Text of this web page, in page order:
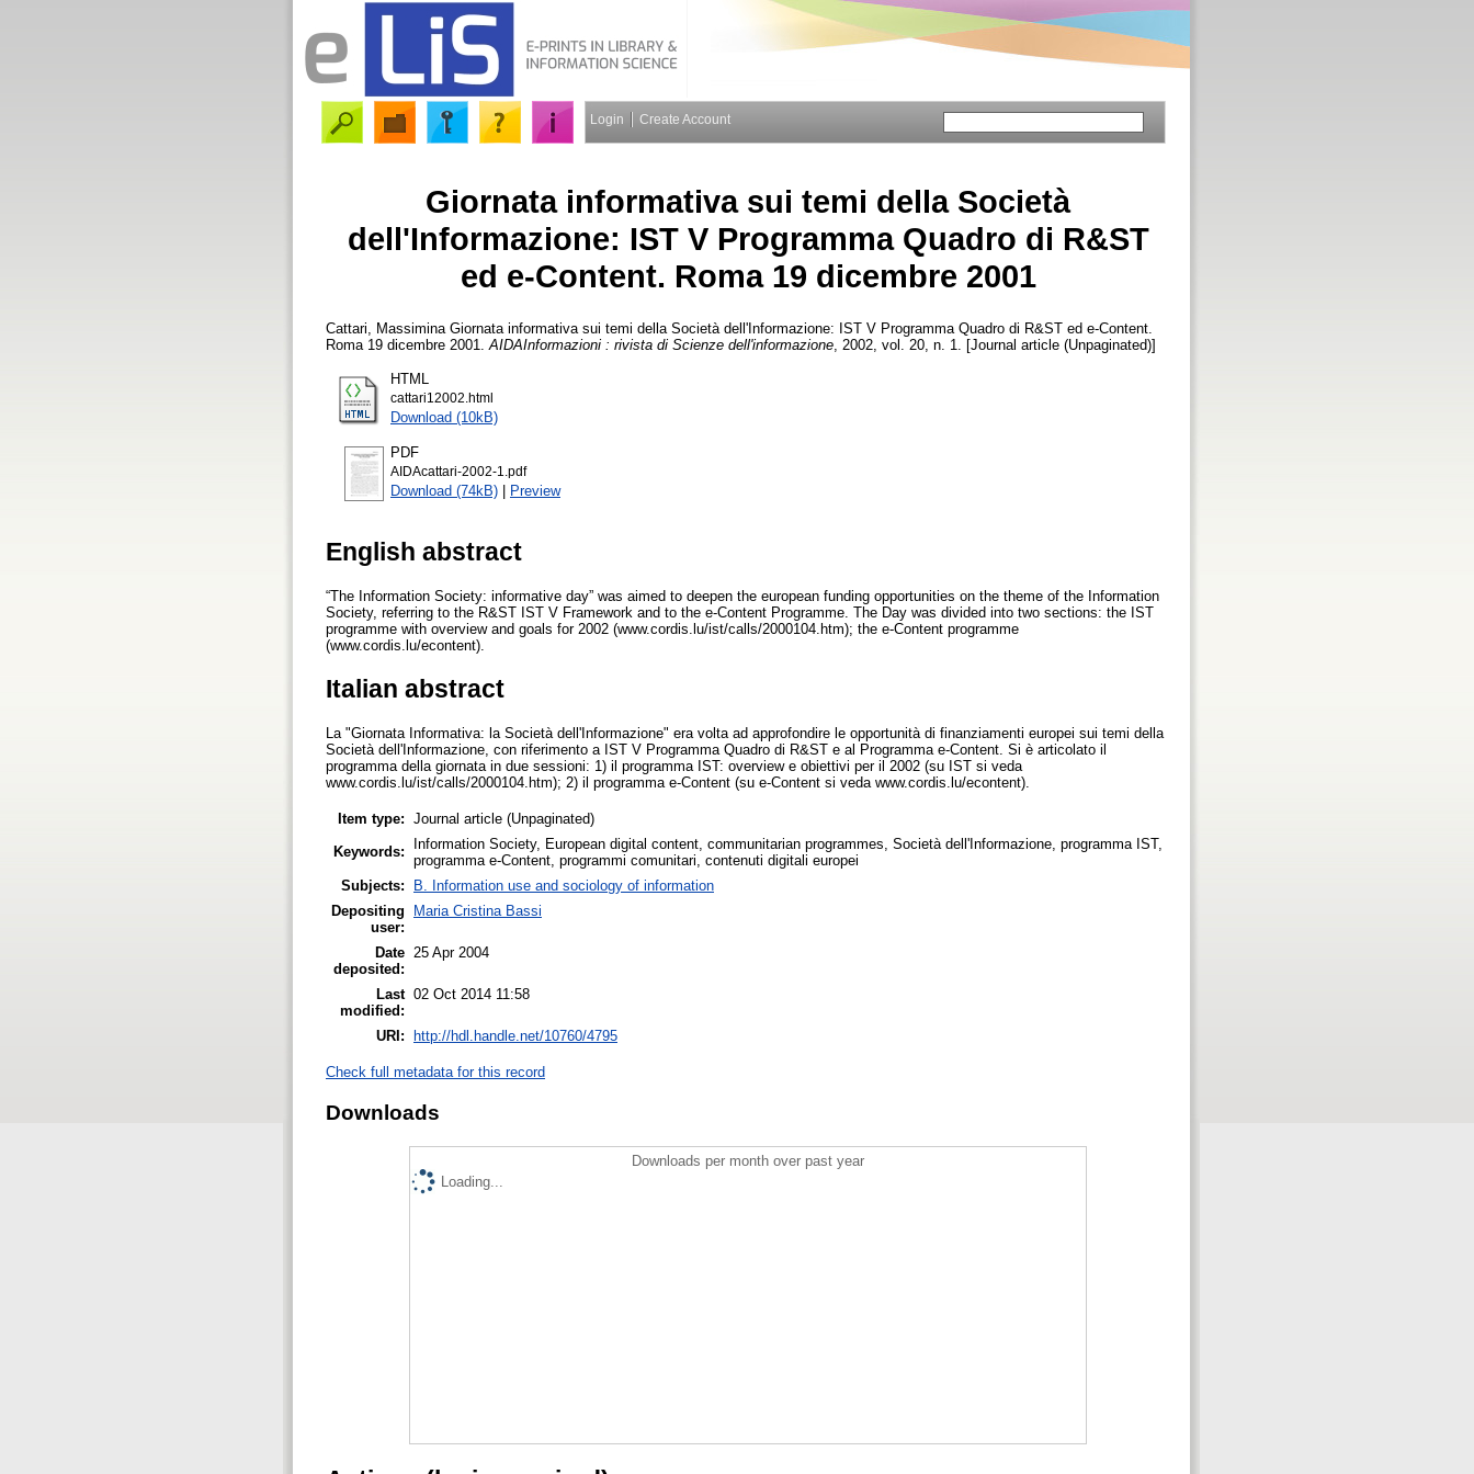
Login Create Account
Giornata informativa sui temi della Società
dell'Informazione: IST V Programma Quadro di R&ST
ed e-Content. Roma 19 dicembre 2001
Cattari, Massimina Giornata informativa sui temi della Società dell'Informazione: IST V Programma Quadro di R&ST ed e-Content.
Roma 19 dicembre 2001. AIDAInformazioni : rivista di Scienze dell'informazione , 2002, vol. 20, n. 1. [Journal article (Unpaginated)]
HTML
cattari12002.html
Download (10kB)
PDF
AIDAcattari-2002-1.pdf
Download (74kB) | Preview
English abstract
“The Information Society: informative day” was aimed to deepen the european funding opportunities on the theme of the Information
Society, referring to the R&ST IST V Framework and to the e-Content Programme. The Day was divided into two sections: the IST
programme with overview and goals for 2002 (www.cordis.lu/ist/calls/2000104.htm); the e-Content programme
(www.cordis.lu/econtent).
Italian abstract
La "Giornata Informativa: la Società dell'Informazione" era volta ad approfondire le opportunità di finanziamenti europei sui temi della
Società dell'Informazione, con riferimento a IST V Programma Quadro di R&ST e al Programma e-Content. Si è articolato il
programma della giornata in due sessioni: 1) il programma IST: overview e obiettivi per il 2002 (su IST si veda
www.cordis.lu/ist/calls/2000104.htm); 2) il programma e-Content (su e-Content si veda www.cordis.lu/econtent).
Item type: Journal article (Unpaginated)
Keywords:
Information Society, European digital content, communitarian programmes, Società dell'Informazione, programma IST,
programma e-Content, programmi comunitari, contenuti digitali europei
Subjects:
B. Information use and sociology of information
Depositing
user:
Maria Cristina Bassi
Date
deposited:
25 Apr 2004
Last
modified:
02 Oct 2014 11:58
URI: http://hdl.handle.net/10760/4795
Check full metadata for this record
Downloads
Downloads per month over past year
Loading...